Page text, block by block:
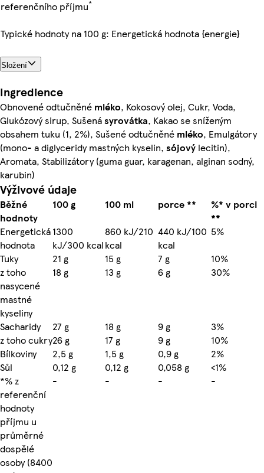
referenčního příjmu*
Typické hodnoty na 100 g: Energetická hodnota {energie}
Složení
Ingredience
Obnovené odtučněné mléko, Kokosový olej, Cukr, Voda,
Glukózový sirup, Sušenásyrovátka, Kakao se sníženým
obsahem tuku (1, 2%), Sušené odtučněné mléko, Emulgátory
(mono- a diglyceridy mastných kyselin, sójový lecitin),
Aromata, Stabilizátory (guma guar, karagenan, alginan sodný,
karubin)
Výživové údaje
Běžné
hodnoty
100 g 100 ml porce **
%* v porci
**
Energetická
hodnota
1300
kJ/300 kcal
860 kJ/210
kcal
440 kJ/100
kcal
5%
Tuky
21 g 15 g 7 g
10%
z toho
nasycené
mastné
kyseliny
18 g 13 g 6 g 30%
Sacharidy 27 g 18 g 9 g
3%
z toho cukry26 g 17 g 9 g
10%
Bílkoviny
2,5 g 1,5 g 0,9 g
2%
Sůl
0,12 g 0,12 g 0,058 g
<1%
*% z
referenční
hodnoty
příjmu u
průměrné
dospělé
osoby (8400
- - - -